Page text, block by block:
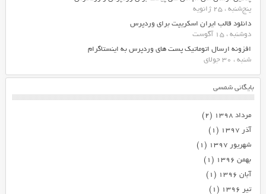
پنج‌شنبه ، 25 ژانویه
دانلود قالب ایران اسکریپت برای وردپرس
دوشنبه ، 15 آگوست
افزونه ارسال اتوماتیک پست های وردپرس به اینستاگرام
شنبه ، 30 جولای
بایگانی شمسی
مرداد ۱۳۹۸
(۲)
آذر ۱۳۹۷
(۱)
شهریور ۱۳۹۷
(۱)
بهمن ۱۳۹۶
(۱)
آبان ۱۳۹۶
(۱)
تیر ۱۳۹۶
(۱)